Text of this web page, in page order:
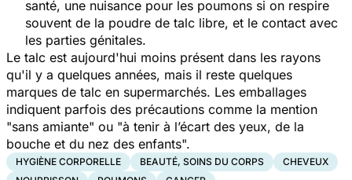
santé, une nuisance pour les poumons si on respire
souvent de la poudre de talc libre, et le contact avec
les parties génitales.
Le talc est aujourd'hui moins présent dans les rayons
qu'il y a quelques années, mais il reste quelques
marques de talc en supermarchés. Les emballages
indiquent parfois des précautions comme la mention
"sans amiante" ou "à tenir à l’écart des yeux, de la
bouche et du nez des enfants".
HYGIÈNE CORPORELLE BEAUTÉ, SOINS DU CORPS
CHEVEUX